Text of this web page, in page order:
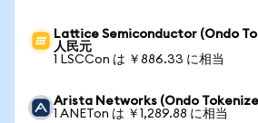
Lattice Semiconductor (Ondo
人民元
1 LSCCon は ￥886.33 に相当
Arista Networks (Ondo
1 ANETon は ￥1,289.88 に相当